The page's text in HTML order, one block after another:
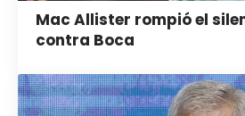
Mac Allister rompió el
contra Boca